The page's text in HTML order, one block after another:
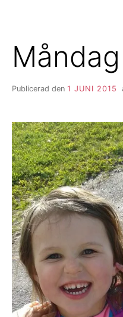
Måndag
Publicerad den 1 JUNI 2015